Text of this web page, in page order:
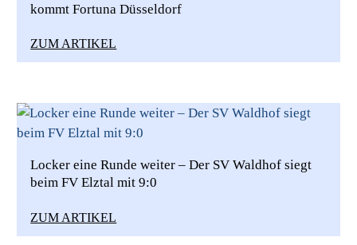
kommt Fortuna Düsseldorf
ZUM ARTIKEL
Locker eine Runde weiter – Der SV Waldhof siegt
beim FV Elztal mit 9:0
ZUM ARTIKEL